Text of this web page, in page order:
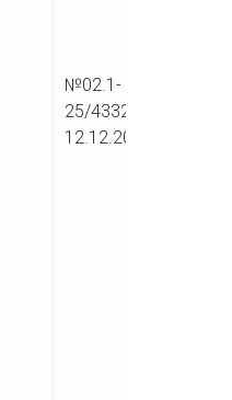
№02.1-
25/4332
12.12.2025